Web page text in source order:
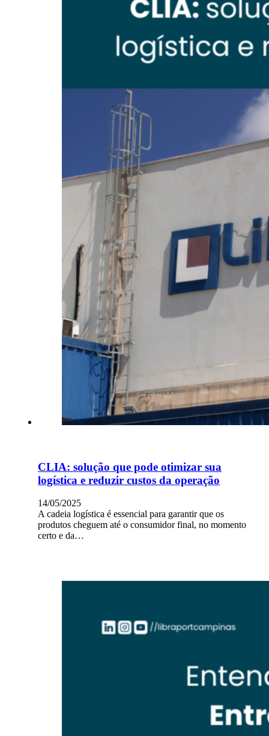
CLIA: solução que pode otimizar sua
logística e reduzir custos da operação
14/05/2025
A cadeia logística é essencial para garantir que os
produtos cheguem até o consumidor final, no momento
certo e da…